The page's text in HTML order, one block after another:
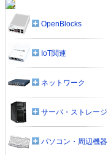
OpenBlocks
IoT関連
ネットワーク
サーバ・ストレージ
パソコン・周辺機器